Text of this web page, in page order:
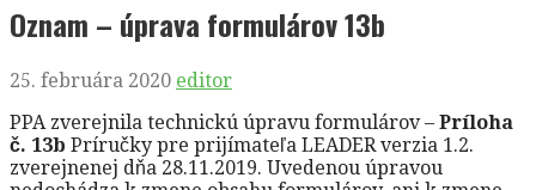
Oznam – úprava formulárov 13b
25. februára 2020 editor
PPA zverejnila technickú úpravu formulárov – Príloha
č. 13b Príručky pre prijímateľa LEADER verzia 1.2.
zverejnenej dňa 28.11.2019. Uvedenou úpravou